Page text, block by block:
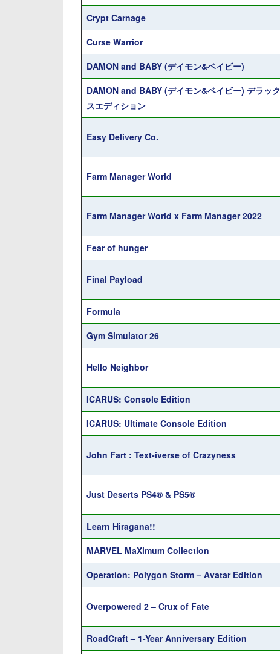
Crypt Carnage
Curse Warrior
DAMON and BABY (デイモン&ベイビー)
DAMON and BABY (デイモン&ベイビー) デラック
スエディション
Easy Delivery Co.
Farm Manager World
Farm Manager World x Farm Manager 2022
Fear of hunger
Final Payload
Formula
Gym Simulator 26
Hello Neighbor
ICARUS: Console Edition
ICARUS: Ultimate Console Edition
John Fart : Text-iverse of Crazyness
Just Deserts PS4® & PS5®
Learn Hiragana!!
MARVEL MaXimum Collection
Operation: Polygon Storm – Avatar Edition
Overpowered 2 – Crux of Fate
RoadCraft – 1-Year Anniversary Edition